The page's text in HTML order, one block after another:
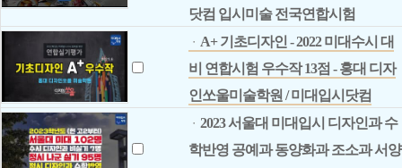
닷컴 입시미술 전국연합시험
ㆍ A+ 기초디자인 - 2022 미대수시 대
비 연합시험 우수작 13점 - 홍대 디자
인쏘울미술학원 / 미대입시닷컴
ㆍ 2023 서울대 미대입시 디자인과 수
학반영 공예과 동양화과 조소과 서양